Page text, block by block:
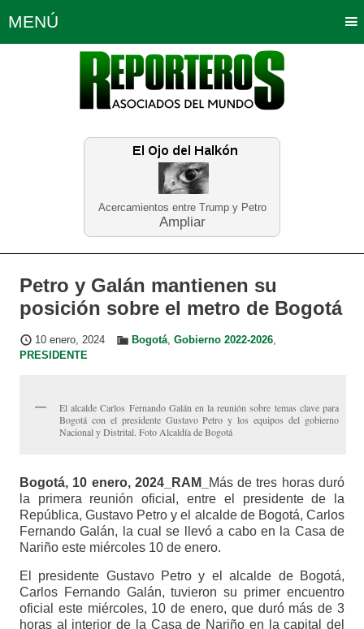
Acercamientos entre Trump y Petro
Ampliar
MENÚ
Política Opinión Bogotá
Planeta Tierra Deportes
Educación Neira
Petro y Galán mantienen su
posición sobre el metro de Bogotá
10 enero, 2024 Bogotá, Gobierno 2022-2026,
PRESIDENTE
El alcalde Carlos Fernando Galán en la reunión sobre temas clave para
Bogotá con el presidente Gustavo Petro y los equipos del gobierno
Nacional y Distrital. Foto Alcaldía de Bogotá
Bogotá, 10 enero, 2024_RAM_
Más de tres horas duró
la primera reunión oficial, entre el presidente de la
República, Gustavo Petro y el alcalde de Bogotá, Carlos
Fernando Galán, la cual se llevó a cabo en la Casa de
Nariño este miércoles 10 de enero.
El presidente Gustavo Petro y el alcalde de Bogotá,
Carlos Fernando Galán, tuvieron su primer encuentro
oficial este miércoles, 10 de enero, que duró más de 3
horas al interior de la Casa de Nariño en la capital del